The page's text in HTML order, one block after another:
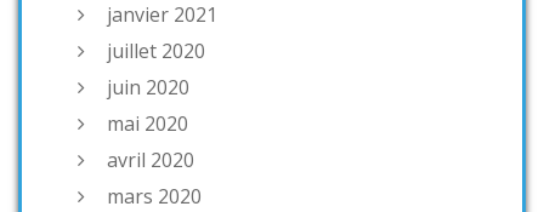
janvier 2021
juillet 2020
juin 2020
mai 2020
avril 2020
mars 2020